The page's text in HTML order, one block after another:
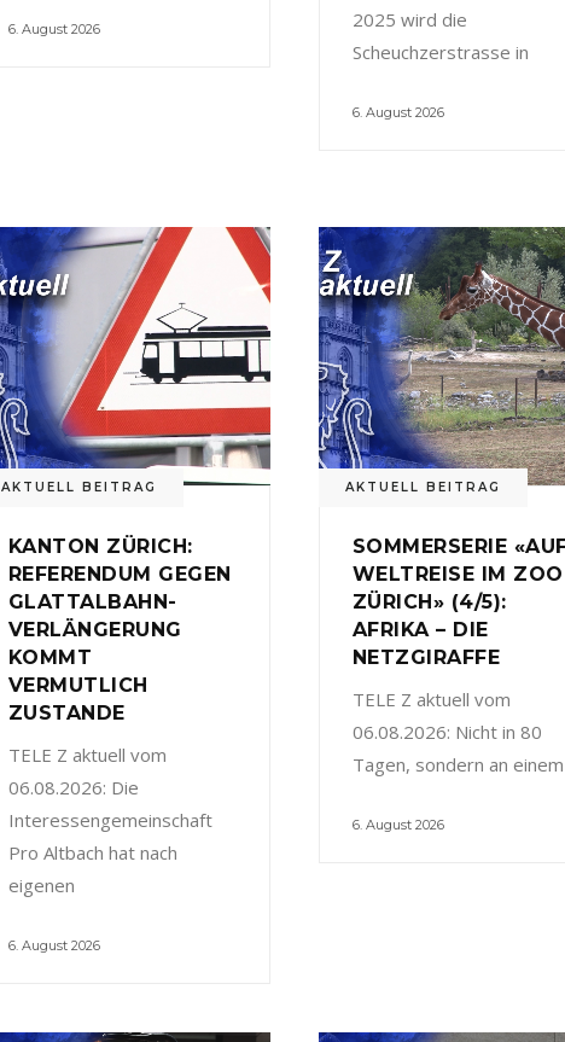
6. August 2026
2025 wird die
Scheuchzerstrasse in
6. August 2026
AKTUELL BEITRAG
KANTON ZÜRICH:
REFERENDUM GEGEN
GLATTALBAHN-
VERLÄNGERUNG
KOMMT
VERMUTLICH
ZUSTANDE
TELE Z aktuell vom
06.08.2026: Die
Interessengemeinschaft
Pro Altbach hat nach
eigenen
6. August 2026
AKTUELL BEITRAG
SOMMERSERIE
WELTREISE IM ZOO
ZÜRICH» (4/5):
AFRIKA – DIE
NETZGIRAFFE
TELE Z aktuell vom
06.08.2026: Nicht in 80
Tagen, sondern an einem
6. August 2026